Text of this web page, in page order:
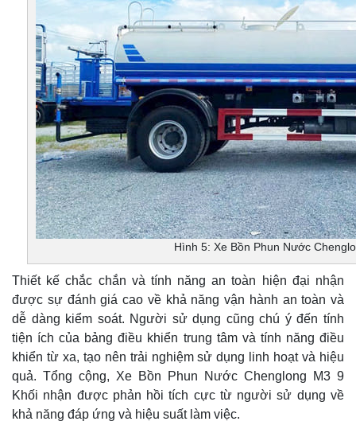
Hình 5: Xe Bồn Phun Nước
Thiết kế chắc chắn và tính năng an toàn hiện đại nhận
được sự đánh giá cao về khả năng vận hành an toàn và
dễ dàng kiểm soát. Người sử dụng cũng chú ý đến tính
tiện ích của bảng điều khiển trung tâm và tính năng điều
khiển từ xa, tạo nên trải nghiệm sử dụng linh hoạt và hiệu
quả. Tổng cộng, Xe Bồn Phun Nước Chenglong M3 9
Khối nhận được phản hồi tích cực từ người sử dụng về
khả năng đáp ứng và hiệu suất làm việc.